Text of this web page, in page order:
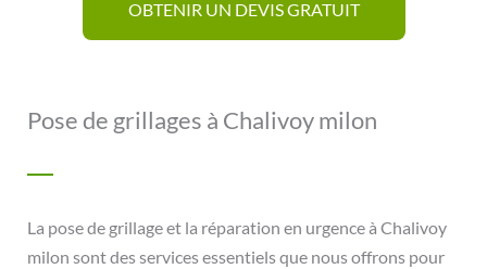
OBTENIR UN DEVIS GRATUIT
Pose de grillages à Chalivoy milon
La pose de grillage et la réparation en urgence à Chalivoy
milon sont des services essentiels que nous offrons pour